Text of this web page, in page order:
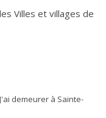
Villes et villages de
demeurer à Sainte-